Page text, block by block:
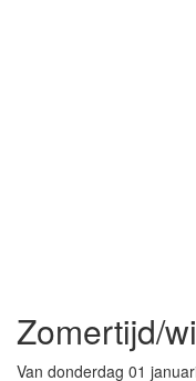
Zomertijd/
Van donderdag 01